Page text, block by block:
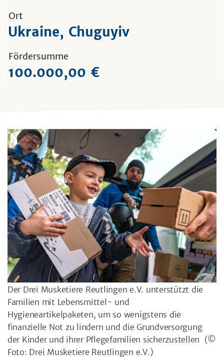
Ort
Ukraine, Chuguyiv
Fördersumme
100.000,00 €
Der Drei Musketiere Reutlingen e.V. unterstützt die
Familien mit Lebensmittel- und
Hygieneartikelpaketen, um so wenigstens die
finanzielle Not zu lindern und die Grundversorgung
der Kinder und ihrer Pflegefamilien sicherzustellen (©
Foto: Drei Musketiere Reutlingen e.V.)